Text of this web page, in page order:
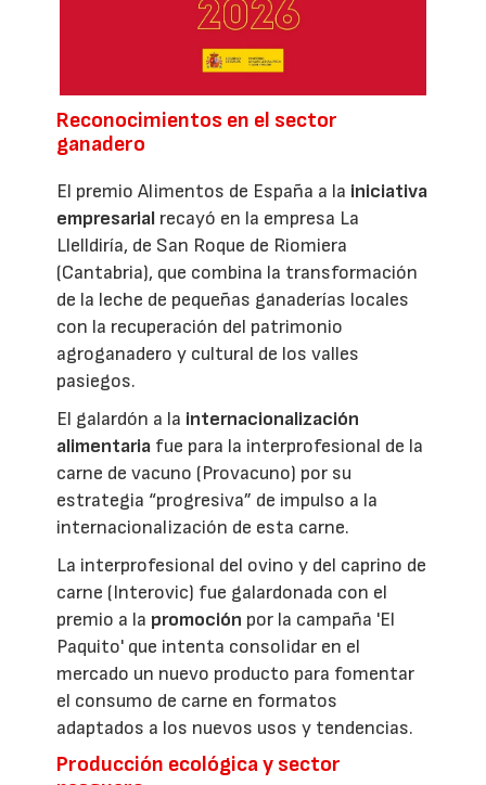
Reconocimientos en el sector
ganadero
El premio Alimentos de España a la iniciativa
empresarial recayó en la empresa La
Llelldiría, de San Roque de Riomiera
(Cantabria), que combina la transformación
de la leche de pequeñas ganaderías locales
con la recuperación del patrimonio
agroganadero y cultural de los valles
pasiegos.
El galardón a la internacionalización
alimentaria fue para la interprofesional de la
carne de vacuno (Provacuno) por su
estrategia “progresiva” de impulso a la
internacionalización de esta carne.
La interprofesional del ovino y del caprino de
carne (Interovic) fue galardonada con el
premio a la promoción por la campaña 'El
Paquito' que intenta consolidar en el
mercado un nuevo producto para fomentar
el consumo de carne en formatos
adaptados a los nuevos usos y tendencias.
Producción ecológica y sector